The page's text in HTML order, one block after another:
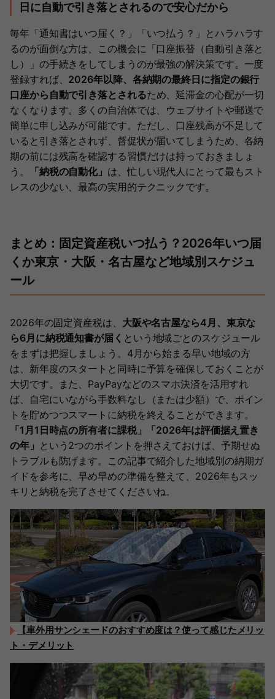
日に自動で引き落とされるので安心だから
毎年「通知書はいつ届く？」「いつ払う？」とハラハラす
るのが面倒な方は、この機会に「口座振替（自動引き落と
し）」の手続きをしてしまうのが最強の解決策です。一度
登録すれば、 2026年以降、各納期の最終日に指定の銀行
口座から自動で引き落とされるため、延滞金の心配が一切
なくなります。多くの自治体では、ウェブサイトや郵送で
簡単に申し込みが可能です。ただし、口座残高が不足して
いると引き落とされず、督促状が届いてしまうため、各納
期の前には残高を確認する習慣だけは持っておきましょ
う。
「納税の自動化」 は、忙しい現代人にとって最もスト
レスの少ない、最高の実用的テクニックです。
まとめ：固定資産税いつ払う？2026年いつ届
くか東京・大阪・名古屋など地域別スケジュ
ール
2026年の固定資産税は、 大阪や名古屋なら4月、東京な
ら6月に納税通知書が届く という地域ごとのスケジュール
をまずは把握しましょう。4月から始まる早い地域の方
は、新年度のスタートと同時に予算を確保しておくことが
大切です。また、PayPayなどのスマホ決済を活用すれ
ば、自宅にいながら手数料なし（または少額）で、ポイン
トを貯めつつスマートに納税を終えることができます。
「1月1日時点の所有者に課税」「2026年は評価据え置き
の年」 という2つのポイントを押さえておけば、予期せぬ
トラブルも防げます。この記事で紹介した地域別の納期ガ
イドを参考に、早め早めの準備を整えて、2026年もスッ
キリと納税を完了させてくださいね。
【車外用サンシェードのおすすめ度は？使って感じたメリッ
ト・デメリット